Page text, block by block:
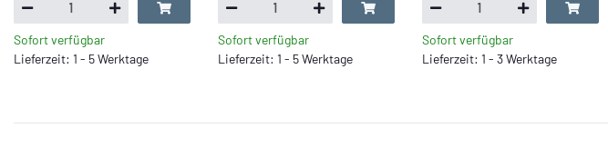
Sofort verfügbar
Lieferzeit: 1 - 5 Werktage
Sofort verfügbar
Lieferzeit: 1 - 5 Werktage
Sofort verfügbar
Lieferzeit: 1 - 3 Werktage